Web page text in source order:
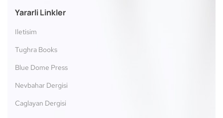
Yararli Linkler
Iletisim
Tughra Books
Blue Dome Press
Nevbahar Dergisi
Caglayan Dergisi